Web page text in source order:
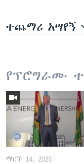
ተጨማሪ አሣየኝ
የፕሮግራሙ
ማርች 14, 2025